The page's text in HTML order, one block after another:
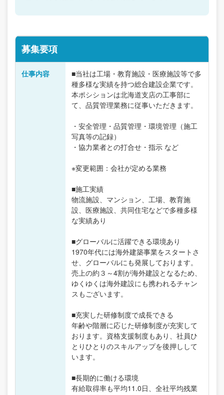
募集要項
仕事内容
■当社は工場・教育施設・医療施設等で多
種多様な実績を持つ総合建設企業です。
本ポシションは北海道支店の工事部に
て、品質管理業務に従事いただきます。
・安全管理・品質管理・環境管理（施工
写真等の記録）
・協力業者との打合せ・指示 など
※変更範囲：会社が定める業務
■施工実績
物流施設、マンション、工場、教育施
設、医療施設、共同住宅などで多種多様
な実績あり
■グローバルに活躍できる環境あり
1970年代には海外建築事業をスタートさ
せ、グローバルにも発展しております。
売上の約３～4割が海外建設となるため、
ゆくゆくは海外建設にも携われるチャン
スもございます。
■充実した研修制度で成長できる
年齢や階層に応じた研修制度が充実して
おります。資格支援制度もあり、社員ひ
とりひとりのスキルアップを後押しして
います。
■長期的に働ける環境
有給取得率も平均11.0日、全社平均残業